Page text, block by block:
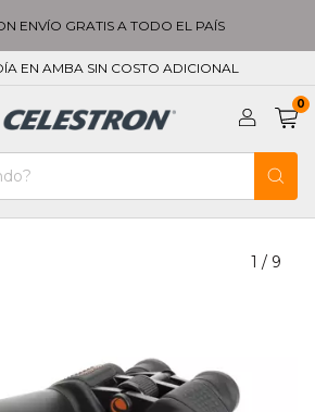
ENVÍO GRATIS A TODO EL PAÍS
EN AMBA SIN COSTO ADICIONAL
0
1 / 9